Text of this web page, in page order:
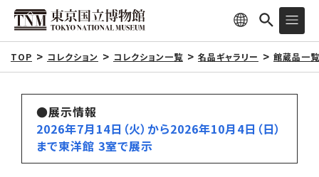
TOP コレクション コレクション一覧 名品ギャラリー 館蔵品一覧
●展示情報
2026年7月14日（火）から2026年10月4日（日）
まで東洋館 3室で展示